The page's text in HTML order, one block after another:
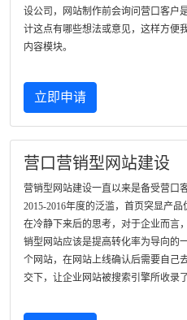
设公司，网站制作前会询问营口客户
计这点有哪些想法或意见，这样方便
内容模块。
立即申请
营口营销型网站建设
营销型网站建设一直以来是备受营口
2015-2016年度的泛滥，首页突显产
在冷静下来后的思考，对于企业而言
销型网站应该是提高转化率为导向的
个网站，在网站上线确认后需要自己
交下，让企业网站被搜索引擎所收录了